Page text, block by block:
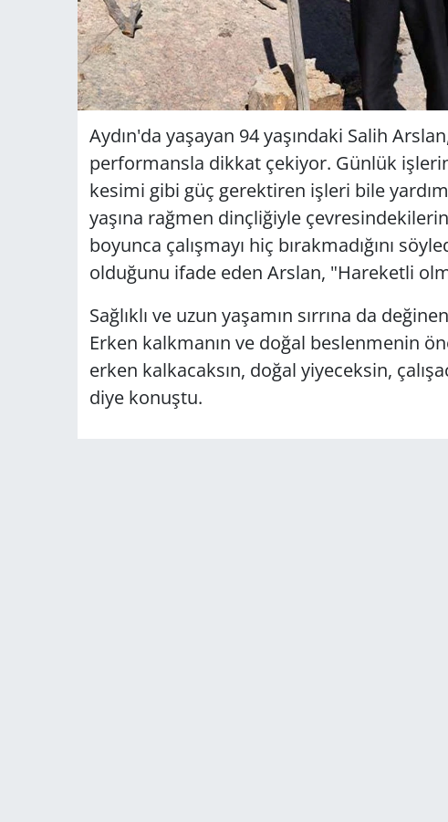
Aydın'da yaşayan 94 yaşındaki Salih
performansla dikkat çekiyor. Günlük
kesimi gibi güç gerektiren işleri bile
yaşına rağmen dinçliğiyle
boyunca çalışmayı hiç bırakmadığını
olduğunu ifade eden Arslan, "Hareketli
Sağlıklı ve uzun yaşamın sırrına da
Erken kalkmanın ve doğal beslenmenin
erken kalkacaksın, doğal yiyeceksin,
diye konuştu.